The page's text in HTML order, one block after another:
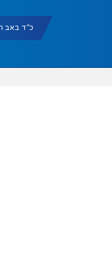
כ"ד באב תשפ"ו